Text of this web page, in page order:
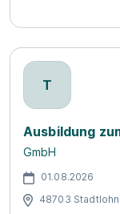
T
Ausbildung
GmbH
01.08.2026
48703 Stadtlohn